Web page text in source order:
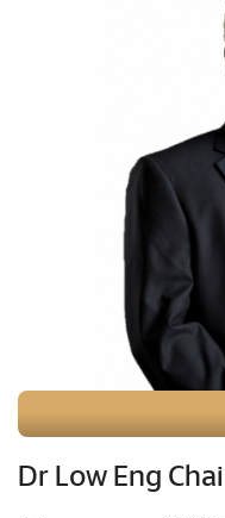
Dr Low Eng Chai